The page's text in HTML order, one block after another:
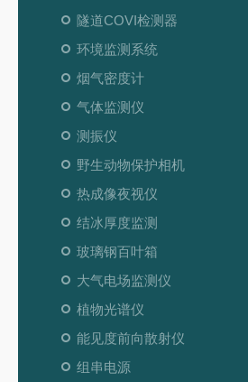
隧道COVI检测器
环境监测系统
烟气密度计
气体监测仪
测振仪
野生动物保护相机
热成像夜视仪
结冰厚度监测
玻璃钢百叶箱
大气电场监测仪
植物光谱仪
能见度前向散射仪
组串电源